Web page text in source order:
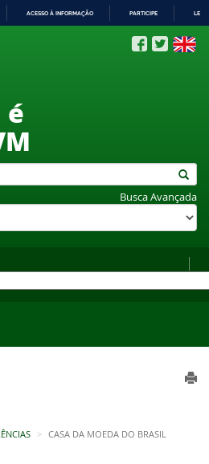
ACESSO À INFORMAÇÃO PARTICIPE
é
Busca Avançada
CASA DA MOEDA DO BRASIL